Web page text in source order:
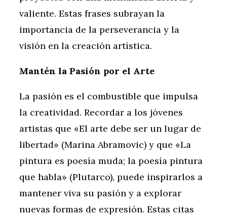
valiente. Estas frases subrayan la
importancia de la perseverancia y la
visión en la creación artística.
Mantén la Pasión por el Arte
La pasión es el combustible que impulsa
la creatividad. Recordar a los jóvenes
artistas que «El arte debe ser un lugar de
libertad» (Marina Abramovic) y que «La
pintura es poesía muda; la poesía pintura
que habla» (Plutarco), puede inspirarlos a
mantener viva su pasión y a explorar
nuevas formas de expresión. Estas citas